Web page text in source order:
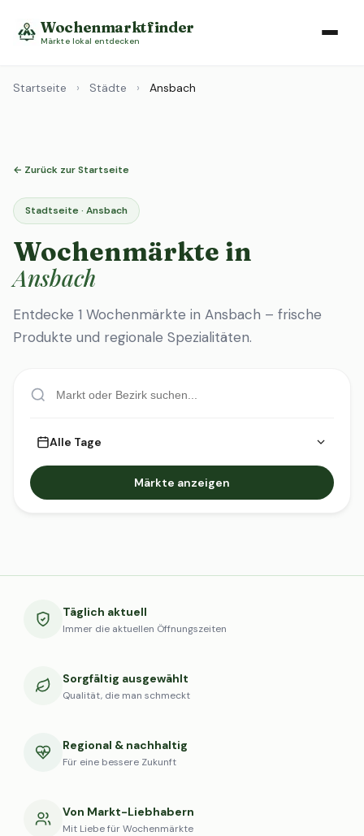
Wochenmarktfinder
Märkte lokal entdecken
Startseite › Städte › Ansbach
← Zurück zur Startseite
Stadtseite · Ansbach
Wochenmärkte in
Ansbach
Entdecke 1 Wochenmärkte in Ansbach – frische
Produkte und regionale Spezialitäten.
Alle Tage
Märkte anzeigen
Täglich aktuell
Immer die aktuellen Öffnungszeiten
Sorgfältig ausgewählt
Qualität, die man schmeckt
Regional & nachhaltig
Für eine bessere Zukunft
Von Markt-Liebhabern
Mit Liebe für Wochenmärkte